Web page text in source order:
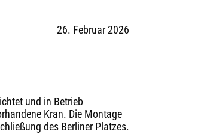
26. Februar 2026
und in Betrieb
Kran. Die Montage
des Berliner Platzes.